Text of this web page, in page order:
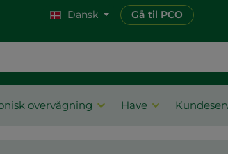
Dansk Gå til PCO
overvågning Have